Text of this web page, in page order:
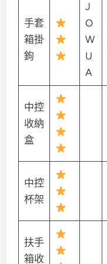
手套
箱掛
鉤
J
O
W
U
A
中控
收納
盒
中控
杯架
扶手
箱收